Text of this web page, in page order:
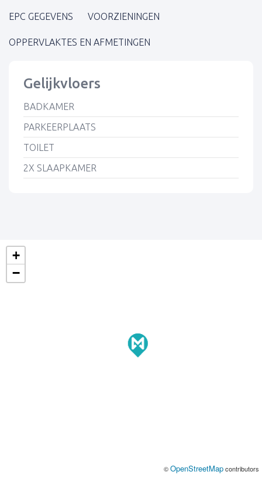
EPC GEGEVENS VOORZIENINGEN
OPPERVLAKTES EN AFMETINGEN
Gelijkvloers
BADKAMER
PARKEERPLAATS
TOILET
2X SLAAPKAMER
+
−
©OpenStreetMapcontributors